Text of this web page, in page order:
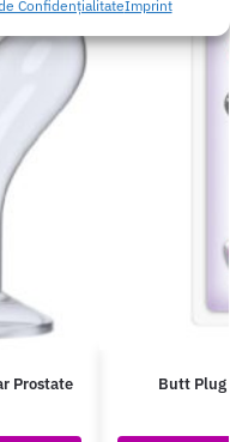
ConfidențialitateImprint
Prostate Butt Plug